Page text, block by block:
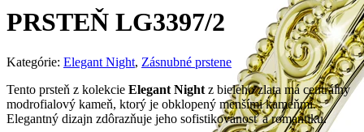
PRSTEŇ LG3397/2
Kategórie: Elegant Night, Zásnubné prstene
Tento prsteň z kolekcie Elegant Night z bieleho zlata má centrálny
modrofialový kameň, ktorý je obklopený menšími kameňmi.
Elegantný dizajn zdôrazňuje jeho sofistikovanosť a romantiku.